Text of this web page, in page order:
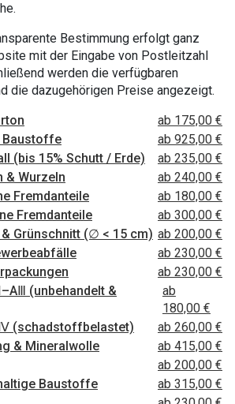
Bestimmung erfolgt ganz
mit der Eingabe von Postleitzahl
werden die verfügbaren
die dazugehörigen Preise angezeigt.
ab 175,00 €
Baustoffe
ab 925,00 €
(bis 15% Schutt / Erde)
ab 235,00 €
& Wurzeln
ab 240,00 €
Fremdanteile
ab 180,00 €
Fremdanteile
ab 300,00 €
Grünschnitt (∅ < 15 cm) ab 200,00 €
ab 230,00 €
ab 230,00 €
(unbehandelt &
ab
180,00 €
(schadstoffbelastet)
ab 260,00 €
& Mineralwolle
ab 415,00 €
ab 200,00 €
Baustoffe
ab 315,00 €